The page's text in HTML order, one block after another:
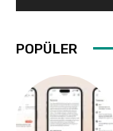
POPÜLER